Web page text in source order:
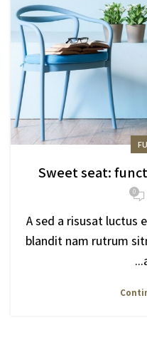
Sweet seat:
0
A sed a risusat luctus
blandit nam rutrum